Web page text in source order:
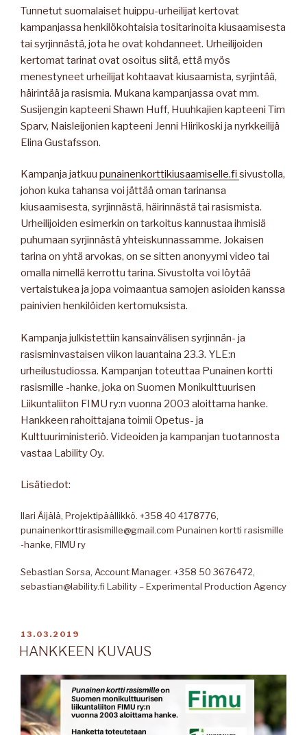
Tunnetut suomalaiset huippu-urheilijat kertovat
kampanjassa henkilökohtaisia tositarinoita kiusaamisesta
tai syrjinnästä, jota he ovat kohdanneet. Urheilijoiden
kertomat tarinat ovat osoitus siitä, että myös
menestyneet urheilijat kohtaavat kiusaamista, syrjintää,
häirintää ja rasismia. Mukana kampanjassa ovat mm.
Susijengin kapteeni Shawn Huff, Huuhkajien kapteeni Tim
Sparv, Naisleijonien kapteeni Jenni Hiirikoski ja nyrkkeilijä
Elina Gustafsson.
Kampanja jatkuu punainenkorttikiusaamiselle.fisivustolla,
johon kuka tahansa voi jättää oman tarinansa
kiusaamisesta, syrjinnästä, häirinnästä tai rasismista.
Urheilijoiden esimerkin on tarkoitus kannustaa ihmisiä
puhumaan syrjinnästä yhteiskunnassamme. Jokaisen
tarina on yhtä arvokas, on se sitten anonyymi video tai
omalla nimellä kerrottu tarina. Sivustolta voi löytää
vertaistukea ja jopa voimaantua samojen asioiden kanssa
painivien henkilöiden kertomuksista.
Kampanja julkistettiin kansainvälisen syrjinnän- ja
rasisminvastaisen viikon lauantaina 23.3. YLE:n
urheilustudiossa. Kampanjan toteuttaa Punainen kortti
rasismille -hanke, joka on Suomen Monikulttuurisen
Liikuntaliiton FIMU ry:n vuonna 2003 aloittama hanke.
Hankkeen rahoittajana toimii Opetus- ja
Kulttuuriministeriö. Videoiden ja kampanjan tuotannosta
vastaa Lability Oy.
Lisätiedot:
Ilari Äijälä, Projektipäällikkö. +358 40 4178776,
punainenkorttirasismille@gmail.com Punainen kortti rasismille
-hanke, FIMU ry
Sebastian Sorsa, Account Manager. +358 50 3676472,
sebastian@lability.fi Lability – Experimental Production Agency
JULKAISTU
13.03.2019
HANKKEEN KUVAUS